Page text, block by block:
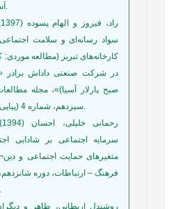
آستان قدس رضوی.
سواد رسانه‌ای و سلامت
کارخانه‌های تبریز (مطالعه
در شرکت صنعتی داداش برادر
صبح پارلار آسیا)»، مجله
سیزدهم، شماره 4 (پیاپی43)، صص 59-73.
سرمایه اجتماعی بر شادابی
متغیرهای حمایت اجتماعی و
64)، صص 7-206.